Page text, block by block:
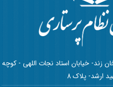
زند- خیابان استاد نجات اللهی - کوچه
ارشد- پلاک 8